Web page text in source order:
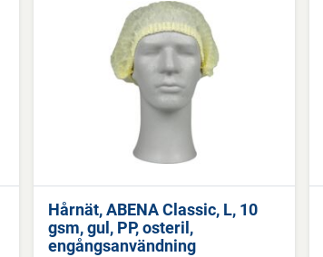
Hårnät, ABENA Classic, L, 10
gsm, gul, PP, osteril,
engångsanvändning